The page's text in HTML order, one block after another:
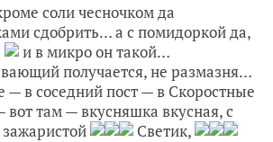
соли чесночком да
сдобрить… а с помидоркой да,
и в микро он такой…
получается, не размазня…
— в соседний пост — в Скоростные
вот там — вкусняшка вкусная, с
Светик,